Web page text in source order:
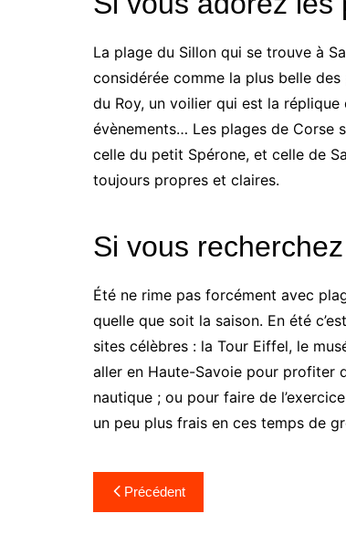
La plage du Sillon qui se trouve à
considérée comme la plus belle
du Roy, un voilier qui est la réplique
évènements… Les plages de Corse
celle du petit Spérone, et celle de
toujours propres et claires.
Si vous
Été ne rime pas forcément avec
quelle que soit la saison. En été
sites célèbres : la Tour Eiffel, le
aller en Haute-Savoie pour profiter
nautique ; ou pour faire de
un peu plus frais en ces temps de
Navigation
de
Précédent